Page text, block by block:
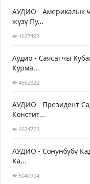
АУДИО - Америкалык
жүзү Пу...
4627493
Аудио - Саясатчы
Курма...
4662322
АУДИО - Президент
Констит...
4624723
АУДИО - Сонунбүбү
Ка...
5040904